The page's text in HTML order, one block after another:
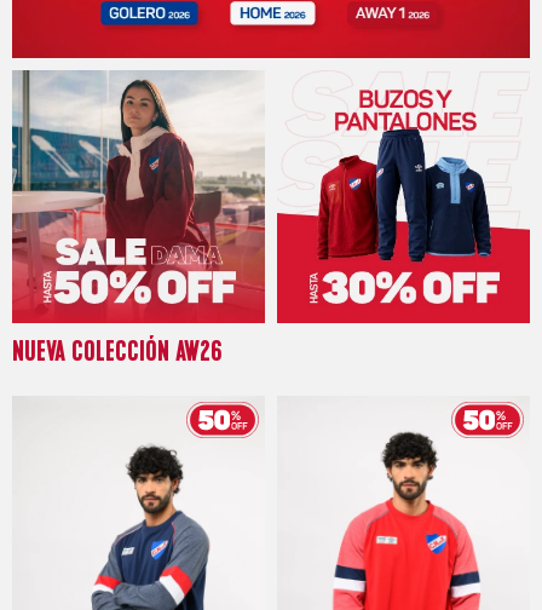
NUEVA COLECCIÓN AW26